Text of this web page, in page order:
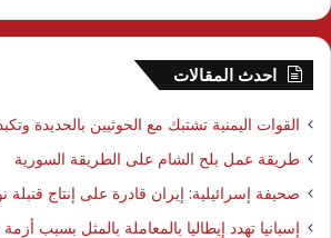
احدث المقالات
القوات اليمنية تشتبك مع الحوثيين بالحديدة
طريقة عمل بلح الشام على الطريقة السورية
صحيفة إسرائيلية: إيران قادرة على إنتاج قنبلة
إسبانيا تهدد إيطاليا بالمعاملة بالمثل بسبب